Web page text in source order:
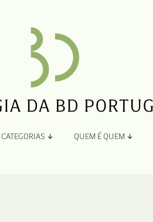
CATEGORIAS QUEM É QUEM